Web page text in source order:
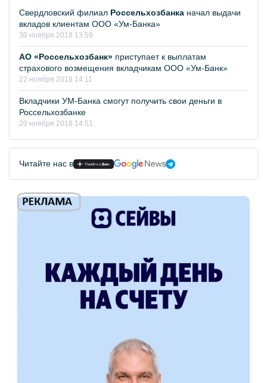
Свердловский филиал Россельхозбанка начал выдачи
вкладов клиентам ООО «Ум-Банка»
30 ноября 2018 13:59
АО «Россельхозбанк» приступает к выплатам
страхового возмещения вкладчикам ООО «Ум-Банк»
22 ноября 2018 14:11
Вкладчики УМ-Банка смогут получить свои деньги в
Россельхозбанке
20 ноября 2018 14:51
Читайте нас в